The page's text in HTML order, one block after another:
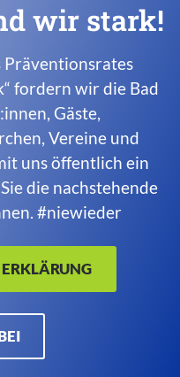
wir stark!
fordern wir die Bad
Gäste,
Vereine und
uns öffentlich ein
die nachstehende
#niewieder